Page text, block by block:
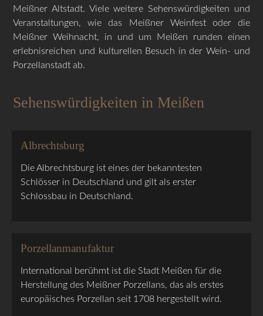
Meißner Altstadt. Viele weitere Sehenswürdigkeiten und
Veranstaltungen, wie das Meißner Weinfest oder die
Meißner Weihnacht, in und um Meißen runden einen
erlebnisreichen und kulturellen Besuch in der Wein- und
Porzellanstadt ab.
Sehenswürdigkeiten in Meißen
Albrechtsburg
Die Albrechtsburg ist eines der bekanntesten
Schlösser in Deutschland und gilt als erster
Schlossbau in Deutschland.
Porzellanmanufaktur
International berühmt ist die Stadt Meißen für die
Herstellung des Meißner Porzellans, das als erstes
europäisches Porzellan seit 1708 hergestellt wird.